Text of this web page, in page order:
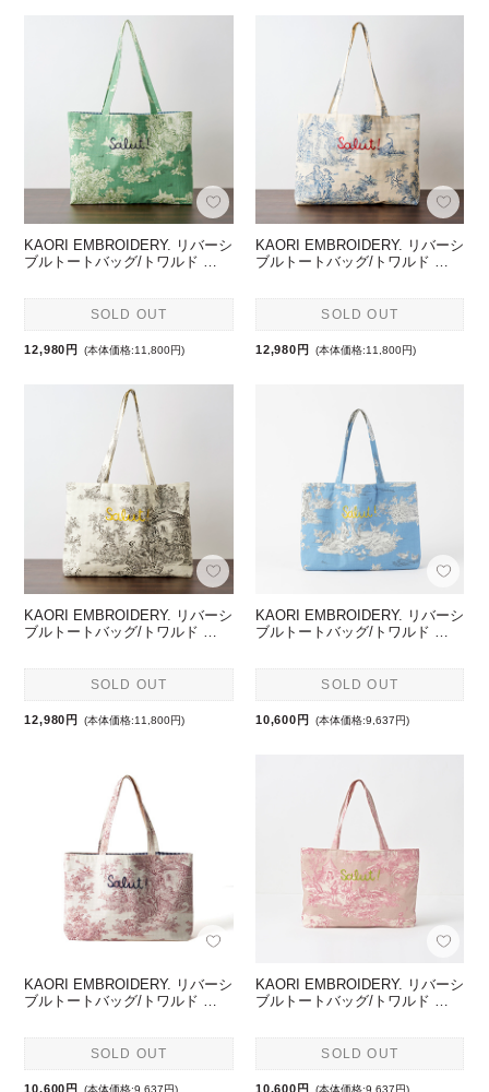
KAORI EMBROIDERY. リバーシ
ブルトートバッグ/トワルド …
SOLD OUT
12,980円 (本体価格:11,800円)
KAORI EMBROIDERY. リバーシ
ブルトートバッグ/トワルド …
SOLD OUT
12,980円 (本体価格:11,800円)
KAORI EMBROIDERY. リバーシ
ブルトートバッグ/トワルド …
SOLD OUT
12,980円 (本体価格:11,800円)
KAORI EMBROIDERY. リバーシ
ブルトートバッグ/トワルド …
SOLD OUT
10,600円 (本体価格:9,637円)
KAORI EMBROIDERY. リバーシ
ブルトートバッグ/トワルド …
SOLD OUT
10,600円 (本体価格:9,637円)
KAORI EMBROIDERY. リバーシ
ブルトートバッグ/トワルド …
SOLD OUT
10,600円 (本体価格:9,637円)